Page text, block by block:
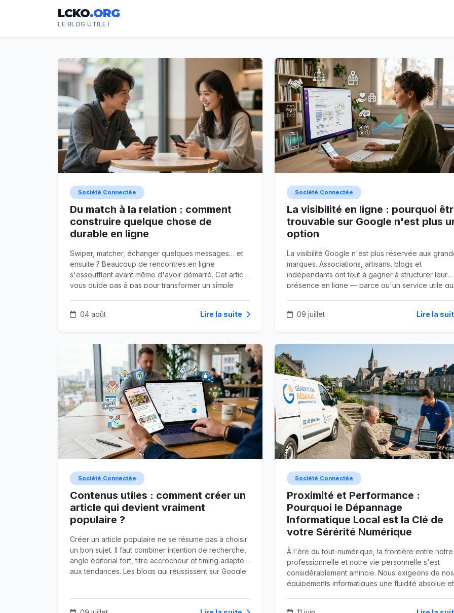
LCKO.ORG
LE BLOG UTILE !
Société Connectée
Du match à la relation : comment
construire quelque chose de
durable en ligne
Swiper, matcher, échanger quelques messages… et
ensuite ? Beaucoup de rencontres en ligne
s'essoufflent avant même d'avoir démarré. Cet article
vous guide pas à pas pour transformer un simple
04 août
Lire la suite
Société Connectée
La visibilité en ligne : pourquoi
trouvable sur Google n'est plus
option
La visibilité Google n'est plus réservée aux
marques. Associations, artisans, blogs et
indépendants ont tout à gagner à structurer leur
présence en ligne — parce qu'un service utile
09 juillet Lire la
Société Connectée
Contenus utiles : comment créer un
article qui devient vraiment
populaire ?
Créer un article populaire ne se résume pas à choisir
un bon sujet. Il faut combiner intention de recherche,
angle éditorial fort, titre accrocheur et timing adapté
aux tendances. Les blogs qui réussissent sur Google
Société Connectée
Proximité et Performance :
Pourquoi le Dépannage
Informatique Local est la Clé de
votre Sérérité Numérique
À l'ère du tout-numérique, la frontière entre
professionnelle et notre vie personnelle s'est
considérablement amincie. Nous exigeons de nos
équipements informatiques une fluidité absolue et